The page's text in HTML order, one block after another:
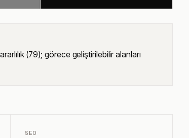
(79); görece geliştirilebilir alanları
SEO